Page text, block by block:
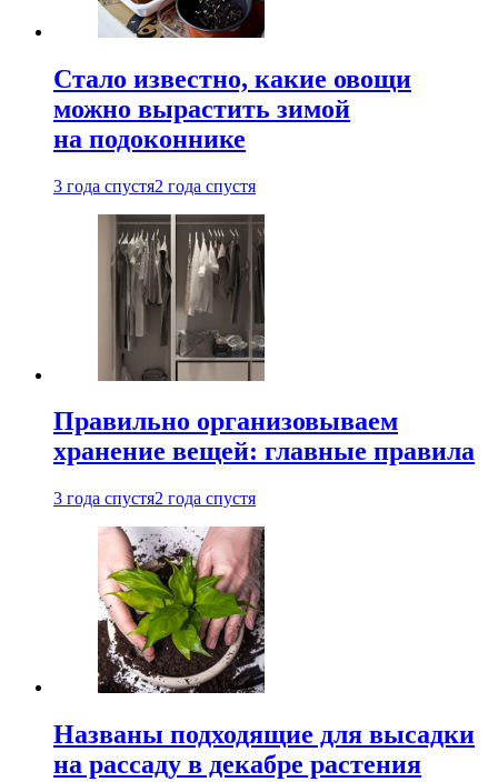
Стало известно, какие овощи
можно вырастить зимой
на подоконнике
3 года спустя2 года спустя
Правильно организовываем
хранение вещей: главные правила
3 года спустя2 года спустя
Названы подходящие для высадки
на рассаду в декабре растения